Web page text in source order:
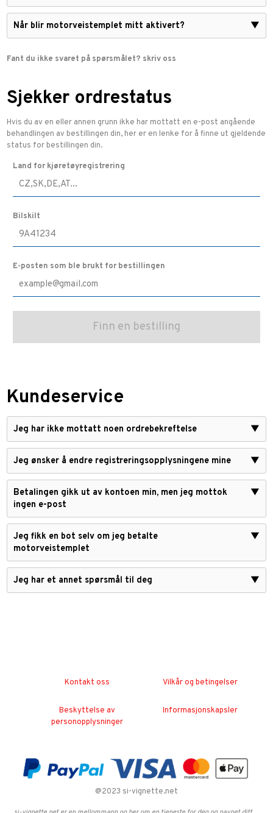
Når blir motorveistemplet mitt aktivert? ▼
Fant du ikke svaret på spørsmålet? skriv oss
Sjekker ordrestatus
Hvis du av en eller annen grunn ikke har mottatt en e-post angående
behandlingen av bestillingen din, her er en lenke for å finne ut gjeldende
status for bestillingen din.
Land for kjøretøyregistrering
Bilskilt
E-posten som ble brukt for bestillingen
Kundeservice
Jeg har ikke mottatt noen ordrebekreftelse ▼
Jeg ønsker å endre registreringsopplysningene mine ▼
Betalingen gikk ut av kontoen min, men jeg mottok
ingen e-post
▼
Jeg fikk en bot selv om jeg betalte
motorveistemplet
▼
Jeg har et annet spørsmål til deg ▼
Kontakt oss Vilkår og betingelser
Beskyttelse av
personopplysninger
Informasjonskapsler
@2023 si-vignette.net